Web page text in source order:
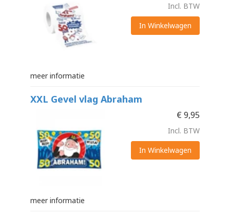
Incl. BTW
In Winkelwagen
meer informatie
XXL Gevel vlag Abraham
€ 9,95
Incl. BTW
In Winkelwagen
meer informatie